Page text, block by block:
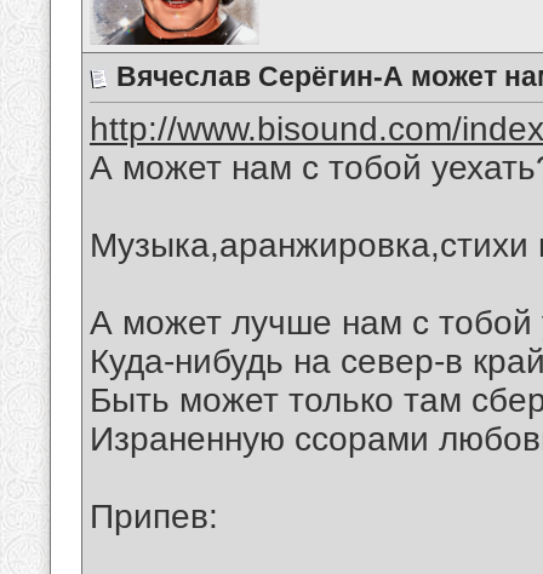
Вячеслав Серёгин-А может
http://www.bisound.com/
А может нам с тобой
А может лучше нам с тобой
Куда-нибудь на север-в
Быть может только там
Израненную ссорами
Припев: